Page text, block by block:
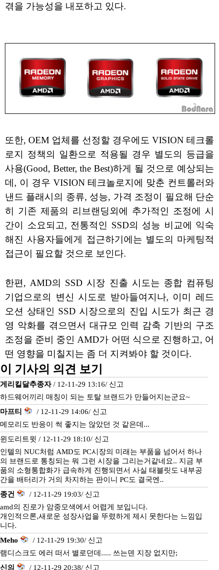
겪을 가능성을 내포하고 있다.
또한, OEM 업체를 선정할 경우에도 VISION 테크롤
로지 정책의 일환으로 적용될 경우 별도의 등급을
사용(Good, Better, the Best)하게 될 것으로 예상되는
데, 이 경우 VISION 테크놀로지에 맞춘 컨트롤러와
낸드 플래시의 종류, 성능, 가격 조정이 필요해 단순
히 기존 제품의 리브랜딩외에 추가적인 조정에 시
간이 소요되고, 전통적인 SSD의 성능 비교에 익숙
해진 사용자들에게 접근하기에는 별도의 마케팅적
접근이 필요할 것으로 보인다.
한편, AMD의 SSD 시장 진출 시도는 종합 컴퓨팅
기업으로의 변신 시도로 받아들여지나, 이미 레드
오션 상태인 SSD 시장으로의 진입 시도가 최근 경
영 악화를 겪으면서 대규모 인력 감축 기반의 구조
조정을 준비 중인 AMD가 어떤 식으로 진행하고, 어
떤 영향을 미칠지는 좀 더 지켜봐야 할 것이다.
이 기사의 의견 보기
게리킬달추종자/ 12-11-29 13:16/ 신고
하드웨어끼리 매칭이 되는 토탈 브랜드가 만들어지는군요~
마프티
/ 12-11-29 14:06/ 신고
메모리도 반응이 썩 좋지는 않았던 것 같은데...
윈도리트윗 / 12-11-29 18:10/ 신고
인텔의 NUC처럼 AMD도 PC시장의 미래는 부품을 넘어서 하나
의 브랜드로 통칭되는 뭐 그런 시장을 그리는거같네요.. 지금 부
품의 소형통합화가 급속하게 진행되면서 사실 태블릿도 내부공
간을 배터리가 거의 차지하는 판이니 PC도 결국엔..
종건
/ 12-11-29 19:03/ 신고
amd의 진로가 암중모색에서 어렵게 보입니다.
개인적으론,새로운 성장사업을 뚜렸하게 제시 못한다는 느낌입
니다.
Meho
/ 12-11-29 19:30/ 신고
램디스크도 에러 떠서 별로던데..... 쓰는덴 지장 없지만;
신의
/ 12-11-29 20:38/ 신고